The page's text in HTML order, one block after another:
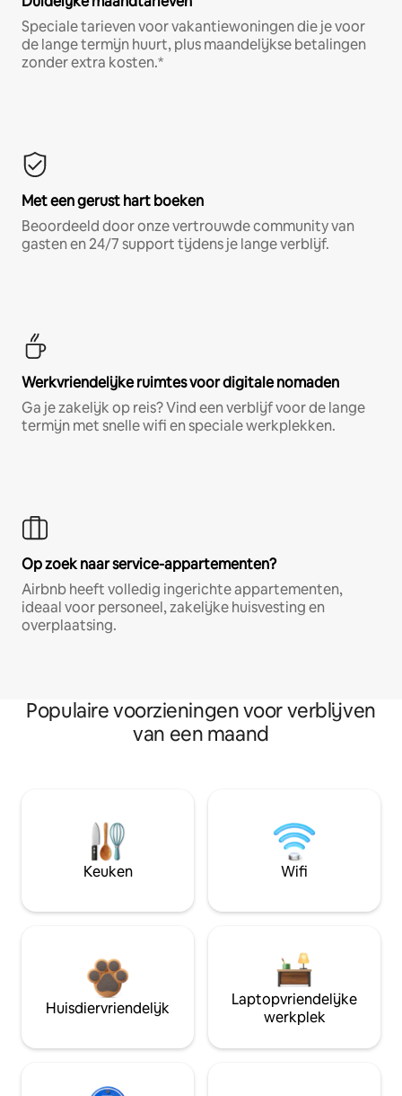
Speciale tarieven voor vakantiewoningen die je voor
de lange termijn huurt, plus maandelijkse betalingen
zonder extra kosten.*
Met een gerust hart boeken
Beoordeeld door onze vertrouwde community van
gasten en 24/7 support tijdens je lange verblijf.
Werkvriendelijke ruimtes voor digitale nomaden
Ga je zakelijk op reis? Vind een verblijf voor de lange
termijn met snelle wifi en speciale werkplekken.
Op zoek naar service-appartementen?
Airbnb heeft volledig ingerichte appartementen,
ideaal voor personeel, zakelijke huisvesting en
overplaatsing.
Populaire voorzieningen voor verblijven
van een maand
Keuken Wifi
Huisdiervriendelijk
Laptopvriendelijke
werkplek